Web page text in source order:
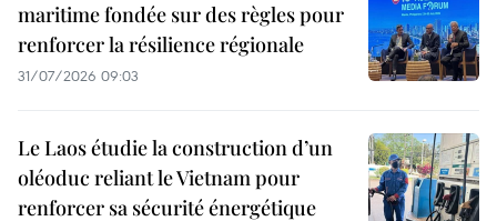
maritime fondée sur des règles pour
renforcer la résilience régionale
31/07/2026 09:03
Le Laos étudie la construction d’un
oléoduc reliant le Vietnam pour
renforcer sa sécurité énergétique